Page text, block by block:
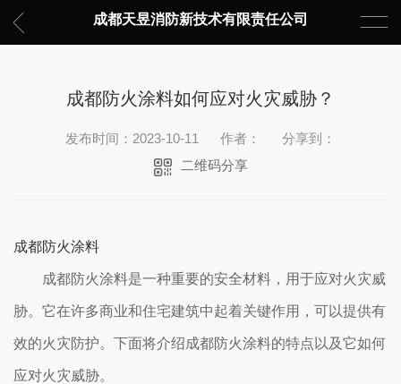
成都天昱消防新技术有限责任公司
成都防火涂料如何应对火灾威胁？
发布时间：2023-10-11 作者：
分享到：
二维码分享
成都防火涂料
成都防火涂料是一种重要的安全材料，用于应对火灾威
胁。它在许多商业和住宅建筑中起着关键作用，可以提供有
效的火灾防护。下面将介绍成都防火涂料的特点以及它如何
应对火灾威胁。